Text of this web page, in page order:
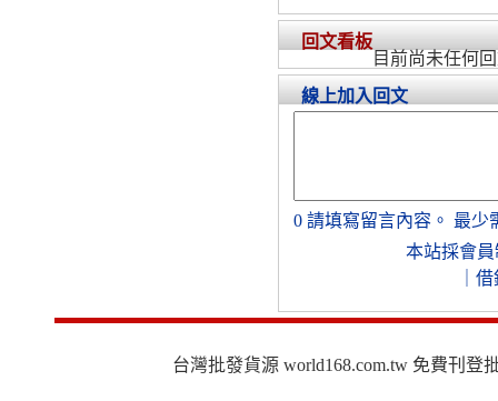
回文看板
目前尚未任何
線上加入回文
0 請填寫留言內容。 最少
本站採會員
借
台灣批發貨源 world168.com.tw 免費刊登